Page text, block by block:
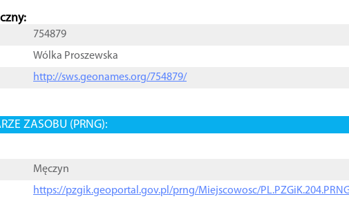
754879
Wólka Proszewska
http://sws.geonames.org/754879/
ZASOBU (PRNG):
Męczyn
https://pzgik.geoportal.gov.pl/prng/Miejscowosc/